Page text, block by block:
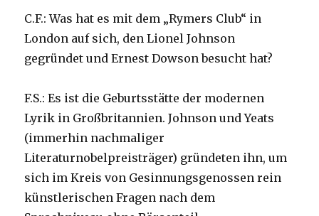
C.F.: Was hat es mit dem „Rymers Club“ in
London auf sich, den Lionel Johnson
gegründet und Ernest Dowson besucht hat?
F.S.: Es ist die Geburtsstätte der modernen
Lyrik in Großbritannien. Johnson und Yeats
(immerhin nachmaliger
Literaturnobelpreisträger) gründeten ihn, um
sich im Kreis von Gesinnungsgenossen rein
künstlerischen Fragen nach dem